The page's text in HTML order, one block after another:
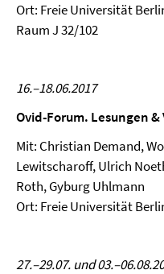
Ort: Freie Universität
Raum J 32/102
16.–18.06.2017
Ovid-Forum. Lesungen &
Mit: Christian Demand,
Lewitscharoff, Ulrich
Roth, Gyburg Uhlmann
Ort: Freie Universität
27.–29.07. und